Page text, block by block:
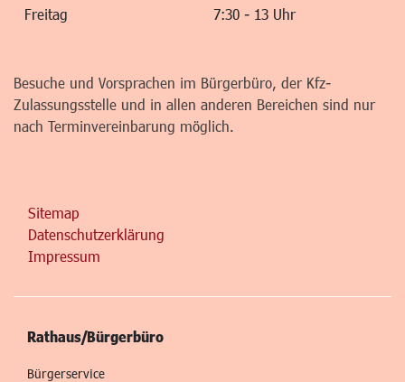
Freitag 7:30 - 13 Uhr
Besuche und Vorsprachen im Bürgerbüro, der Kfz-
Zulassungsstelle und in allen anderen Bereichen sind nur
nach Terminvereinbarung möglich.
Sitemap
Datenschutzerklärung
Impressum
Rathaus/Bürgerbüro
Bürgerservice